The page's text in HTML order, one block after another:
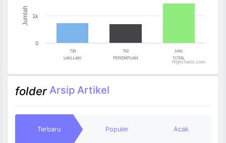
The chart has 1 Y axis displaying Jumlah. Range: 0 to
Jumlah
739
LAKI-LAKI
702
PEREMPUAN
1441
TOTAL
0
1k
Highcharts.com
folder Arsip Artikel
Terbaru Populer Acak